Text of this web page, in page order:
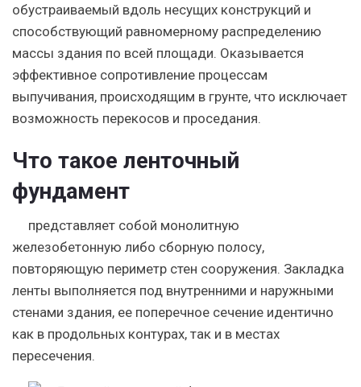
обустраиваемый вдоль несущих конструкций и
способствующий равномерному распределению
массы здания по всей площади. Оказывается
эффективное сопротивление процессам
выпучивания, происходящим в грунте, что исключает
возможность перекосов и проседания.
Что такое ленточный
фундамент
представляет собой монолитную
железобетонную либо сборную полосу,
повторяющую периметр стен сооружения. Закладка
ленты выполняется под внутренними и наружными
стенами здания, ее поперечное сечение идентично
как в продольных контурах, так и в местах
пересечения.